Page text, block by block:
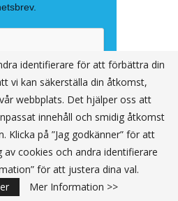
identifierare för att förbättra din
vi kan säkerställa din åtkomst,
webbplats. Det hjälper oss att
innehåll och smidig åtkomst
Klicka på ”Jag godkänner” för att
av cookies och andra identifierare
för att justera dina val.
Mer Information >>